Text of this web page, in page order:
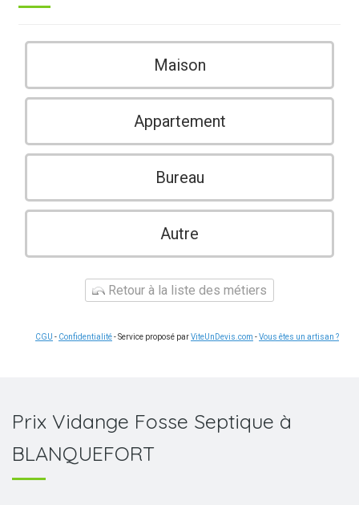
Maison
Appartement
Bureau
Autre
Retour à la liste des métiers
CGU - Confidentialité- Service proposé parViteUnDevis.com -Vous êtes un artisan ?
Prix Vidange Fosse Septique à
BLANQUEFORT